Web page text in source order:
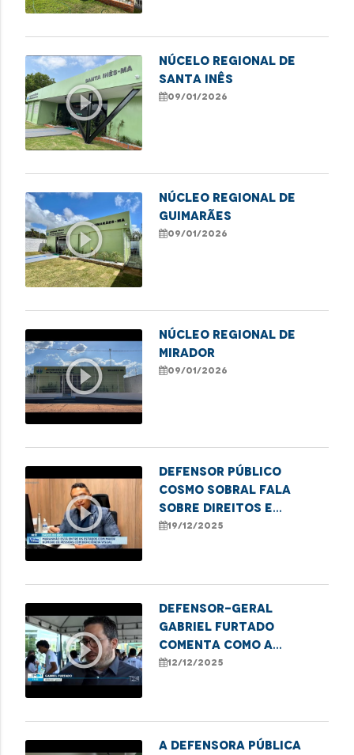
play_circle_outline
NÚCELO REGIONAL DE
SANTA INÊS
09/01/2026
play_circle_outline
NÚCLEO REGIONAL DE
GUIMARÃES
09/01/2026
play_circle_outline
NÚCLEO REGIONAL DE
MIRADOR
09/01/2026
play_circle_outline
Defensor Público
Cosmo Sobral fala
sobre direitos e
desafios das pessoas
19/12/2025
play_circle_outline
Defensor-geral
Gabriel Furtado
comenta como a
Defensoria Pública
tecnologia.
12/12/2025
A defensora pública